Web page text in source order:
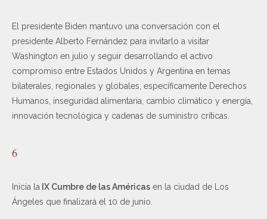
El presidente Biden mantuvo una conversación con el
presidente Alberto Fernández para invitarlo a visitar
Washington en julio y seguir desarrollando el activo
compromiso entre Estados Unidos y Argentina en temas
bilaterales, regionales y globales, específicamente Derechos
Humanos, inseguridad alimentaria, cambio climático y energía,
innovación tecnológica y cadenas de suministro críticas.
6
Inicia la IX Cumbre de las Américas en la ciudad de Los
Ángeles que finalizará el 10 de junio.